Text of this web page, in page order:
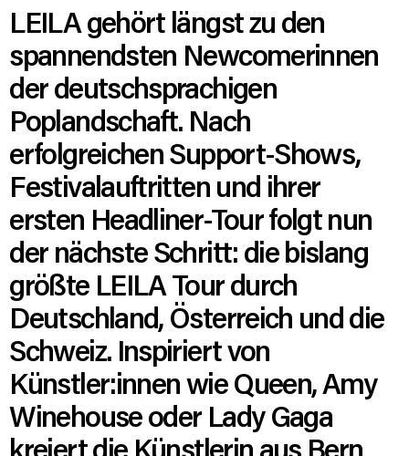
LEILA gehört längst zu den
spannendsten Newcomerinnen
der deutschsprachigen
Poplandschaft. Nach
erfolgreichen Support-Shows,
Festivalauftritten und ihrer
ersten Headliner-Tour folgt nun
der nächste Schritt: die bislang
größte LEILA Tour durch
Deutschland, Österreich und die
Schweiz. Inspiriert von
Künstler:innen wie Queen, Amy
Winehouse oder Lady Gaga
kreiert die Künstlerin aus Bern